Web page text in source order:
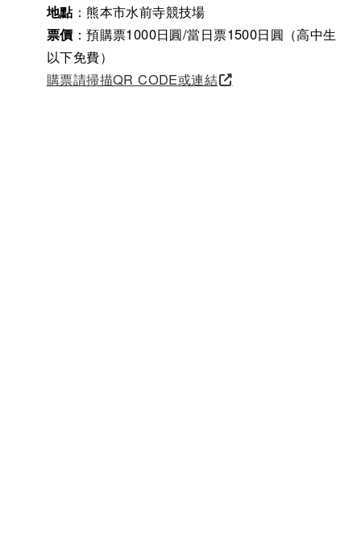
地點：熊本市水前寺競技場
票價 ：預購票1000日圓/當日票1500日圓（高中生
以下免費）
購票請掃描QR CODE或連結